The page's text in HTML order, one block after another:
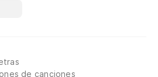
de canciones